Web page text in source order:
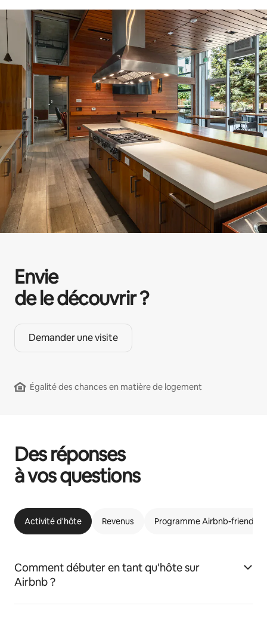
Envie
de le découvrir ?
Demander une visite
Égalité des chances en matière de logement
Des réponses
à vos questions
Activité d'hôte Revenus Programme Airbnb-friendly
Comment débuter en tant qu'hôte sur
Airbnb ?